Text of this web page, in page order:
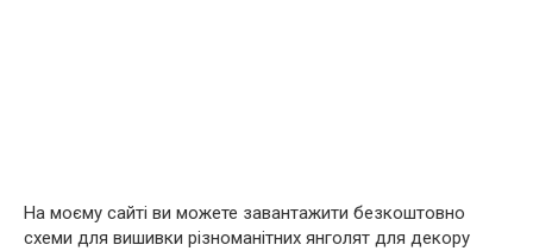
На моєму сайті ви можете завантажити безкоштовно
схеми для вишивки різноманітних янголят для декору